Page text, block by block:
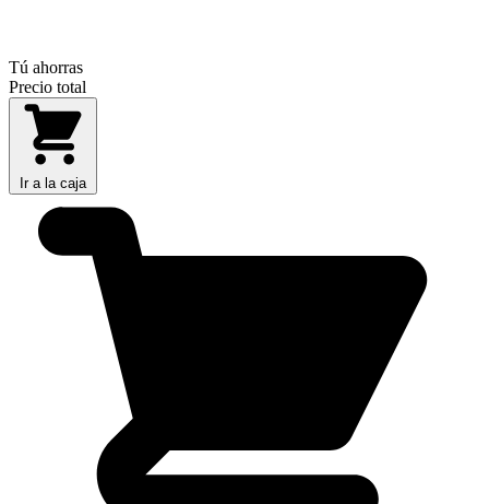
Tú ahorras
Precio total
Ir a la caja